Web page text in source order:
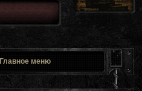
Главное меню